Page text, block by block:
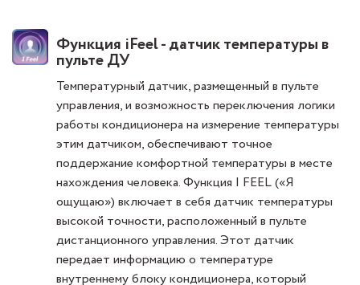
Функция iFeel - датчик температуры в
пульте ДУ
Температурный датчик, размещенный в пульте
управления, и возможность переключения логики
работы кондиционера на измерение температуры
этим датчиком, обеспечивают точное
поддержание комфортной температуры в месте
нахождения человека. Функция I FEEL («Я
ощущаю») включает в себя датчик температуры
высокой точности, расположенный в пульте
дистанционного управления. Этот датчик
передает информацию о температуре
внутреннему блоку кондиционера, который